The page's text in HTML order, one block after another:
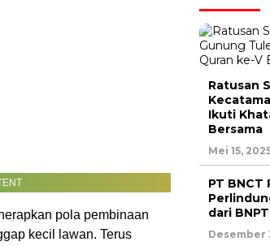
pola pembinaan
kecil lawan. Terus
Ratusan
Ikuti
Bersama
Mei 15,
PT BNCT
dari BNPT
Desember